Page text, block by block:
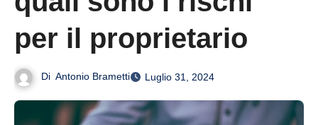
per il proprietario
Di Antonio Brametti Luglio 31, 2024